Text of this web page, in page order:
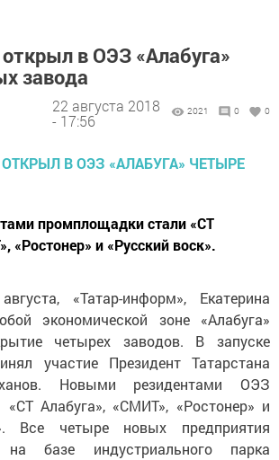
в ОЭЗ «Алабуга»
завода
22 августа 2018
- 17:56
2021 0 0
промплощадки стали «СТ
«Ростонер» и «Русский воск».
«Татар-информ», Екатерина
экономической зоне «Алабуга»
четырех заводов. В запуске
участие Президент Татарстана
Новыми резидентами ОЭЗ
«СТ Алабуга», «СМИТ», «Ростонер» и
Все четыре новых предприятия
на базе индустриального парка